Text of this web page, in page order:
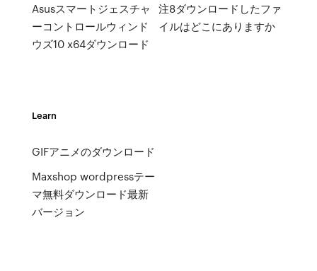
Asusスマートジェスチャ
ーコントロールウィンド
ウズ10 x64ダウンロード
注8ダウンロードしたファ
イルはどこにありますか
Learn
GIFアニメのダウンロード
Maxshop wordpressテー
マ無料ダウンロード最新
バージョン